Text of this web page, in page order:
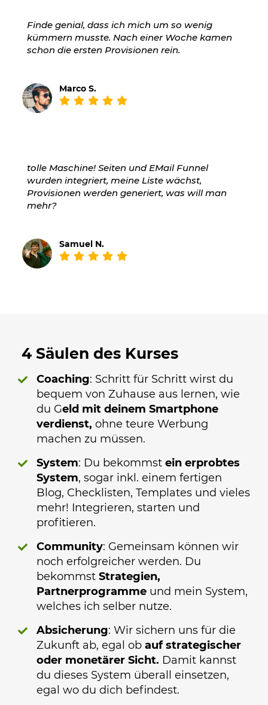
Finde genial, dass ich mich um so wenig
kümmern musste. Nach einer Woche kamen
schon die ersten Provisionen rein.
Marco S.
tolle Maschine! Seiten und EMail Funnel
wurden integriert, meine Liste wächst,
Provisionen werden generiert, was will man
mehr?
Samuel N.
4 Säulen des Kurses
Coaching: Schritt für Schritt wirst du
bequem von Zuhause aus lernen, wie
du Geld mit deinem Smartphone
verdienst, ohne teure Werbung
machen zu müssen.
System: Du bekommst ein erprobtes
System, sogar inkl. einem fertigen
Blog, Checklisten, Templates und vieles
mehr! Integrieren, starten und
profitieren.
Community: Gemeinsam können wir
noch erfolgreicher werden. Du
bekommst Strategien,
Partnerprogramme und mein System,
welches ich selber nutze.
Absicherung: Wir sichern uns für die
Zukunft ab, egal ob auf strategischer
oder monetärer Sicht. Damit kannst
du dieses System überall einsetzen,
egal wo du dich befindest.